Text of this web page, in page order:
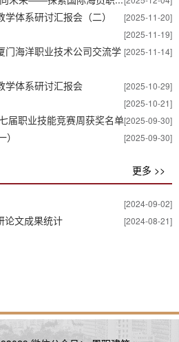
[2025-11-20]
体系研讨汇报会（二）
[2025-11-19]
[2025-11-14]
门海洋职业技术公司交流学
[2025-10-29]
学体系研讨汇报会
[2025-10-21]
[2025-09-30]
届职业技能竞赛周获奖名单
[2025-09-30]
更多 >>
[2024-09-02]
[2024-08-21]
论文成果统计